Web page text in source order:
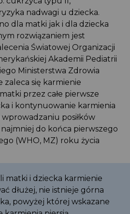
nadwagi u dziecka.
dla matki jak i dla dziecka
rozwiązaniem jest
Światowej Organizacji
Akademii Pediatrii
Ministerstwa Zdrowia
zaleca się karmienie
przez całe pierwsze
i kontynuowanie karmienia
posiłków
do końca pierwszego
(WHO, MZ) roku życia
matki i dziecka karmienie
dłużej, nie istnieje górna
powyżej której wskazane